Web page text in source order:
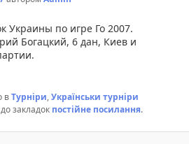
Украины по игре Го 2007.
Богацкий, 6 дан, Киев и
вТурніри,Українськи турніри
закладок постійне посилання.